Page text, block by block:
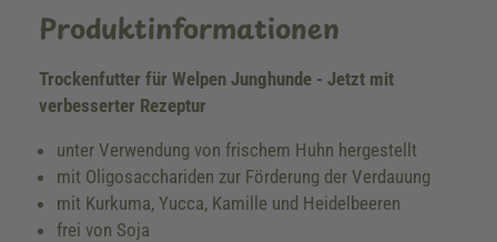
Produktinformationen
Trockenfutter für Welpen Junghunde - Jetzt mit
verbesserter Rezeptur
unter Verwendung von frischem Huhn hergestellt
mit Oligosacchariden zur Förderung der Verdauung
mit Kurkuma, Yucca, Kamille und Heidelbeeren
frei von Soja